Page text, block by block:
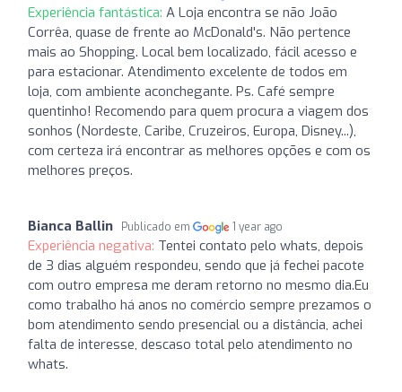
Experiência fantástica: A Loja encontra se não João
Corrêa, quase de frente ao McDonald's. Não pertence
mais ao Shopping. Local bem localizado, fácil acesso e
para estacionar. Atendimento excelente de todos em
loja, com ambiente aconchegante. Ps. Café sempre
quentinho! Recomendo para quem procura a viagem dos
sonhos (Nordeste, Caribe, Cruzeiros, Europa, Disney...),
com certeza irá encontrar as melhores opções e com os
melhores preços.
Bianca Ballin Publicado em 1 year ago
Experiência negativa: Tentei contato pelo whats, depois
de 3 dias alguém respondeu, sendo que já fechei pacote
com outro empresa me deram retorno no mesmo dia.Eu
como trabalho há anos no comércio sempre prezamos o
bom atendimento sendo presencial ou a distância, achei
falta de interesse, descaso total pelo atendimento no
whats.